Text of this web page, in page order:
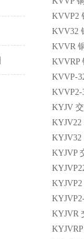
KVVP2
KVV32
KVVR
KVVRP
KVVP-
KVVP2-
KYJV
KYJVP
KYJVR